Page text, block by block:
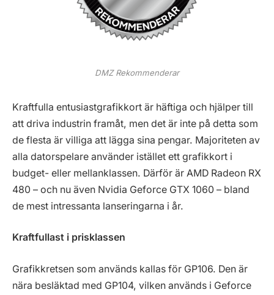
DMZ Rekommenderar
Kraftfulla entusiastgrafikkort är häftiga och hjälper till
att driva industrin framåt, men det är inte på detta som
de flesta är villiga att lägga sina pengar. Majoriteten av
alla datorspelare använder istället ett grafikkort i
budget- eller mellanklassen. Därför är AMD Radeon RX
480 – och nu även Nvidia Geforce GTX 1060 – bland
de mest intressanta lanseringarna i år.
Kraftfullast i prisklassen
Grafikkretsen som används kallas för GP106. Den är
nära besläktad med GP104, vilken används i Geforce